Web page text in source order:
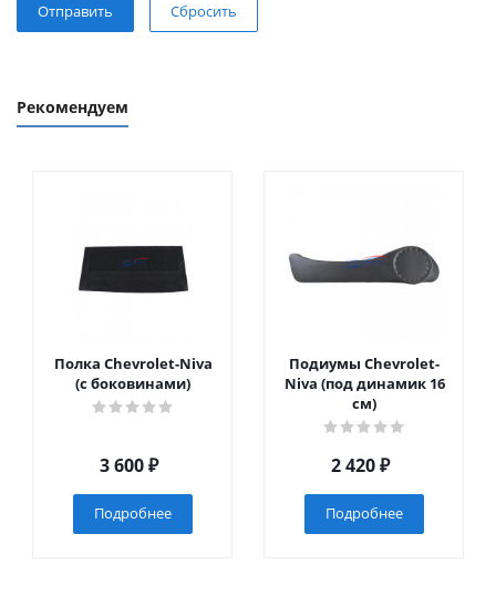
Сбросить
Рекомендуем
Полка Chevrolet-Niva
(с боковинами)
3 600₽
Подробнее
Подиумы Chevrolet-
Niva (под динамик 16
см)
2 420₽
Подробнее